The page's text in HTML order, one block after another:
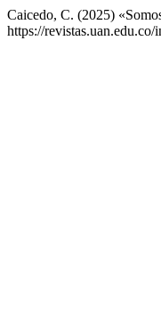
Caicedo, C. (2025)
https://